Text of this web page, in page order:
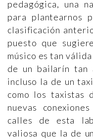
pedagógica, una
para plantearnos
clasificación
puesto que
músico es tan
de un bailarín tan
incluso la de un
como los taxistas
nuevas
calles de esta
valiosa que la de